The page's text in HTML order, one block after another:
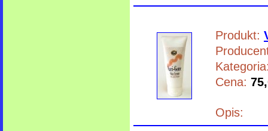
Produkt:
Cena:
Opis: